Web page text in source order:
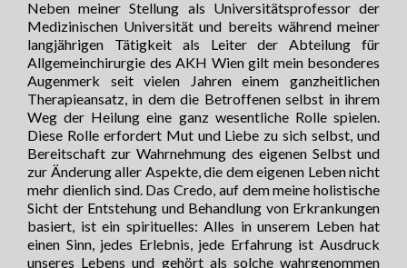
Neben meiner Stellung als Universitätsprofessor der
Medizinischen Universität und bereits während meiner
langjährigen Tätigkeit als Leiter der Abteilung für
Allgemeinchirurgie des AKH Wien gilt mein besonderes
Augenmerk seit vielen Jahren einem ganzheitlichen
Therapieansatz, in dem die Betroffenen selbst in ihrem
Weg der Heilung eine ganz wesentliche Rolle spielen.
Diese Rolle erfordert Mut und Liebe zu sich selbst, und
Bereitschaft zur Wahrnehmung des eigenen Selbst und
zur Änderung aller Aspekte, die dem eigenen Leben nicht
mehr dienlich sind. Das Credo, auf dem meine holistische
Sicht der Entstehung und Behandlung von Erkrankungen
basiert, ist ein spirituelles: Alles in unserem Leben hat
einen Sinn, jedes Erlebnis, jede Erfahrung ist Ausdruck
unseres Lebens und gehört als solche wahrgenommen